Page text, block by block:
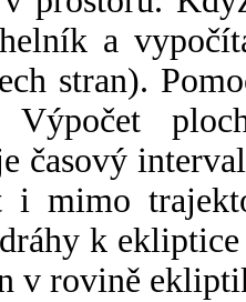
a
stran).
Výpočet
časový
i mimo
k
v rovině